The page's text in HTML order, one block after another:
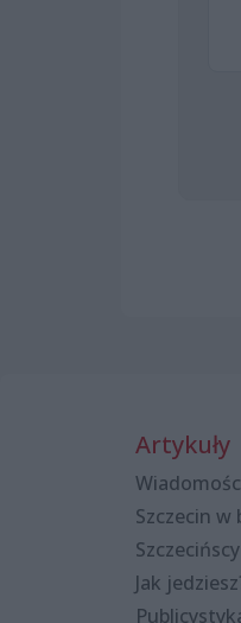
Artykuły
Szczecin w
Jak